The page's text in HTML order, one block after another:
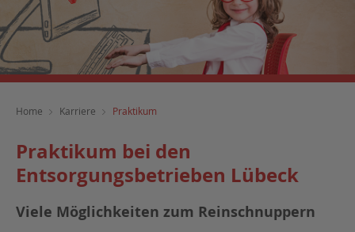
Home Karriere Praktikum
Praktikum bei den
Entsorgungsbetrieben Lübeck
Viele Möglichkeiten zum Reinschnuppern